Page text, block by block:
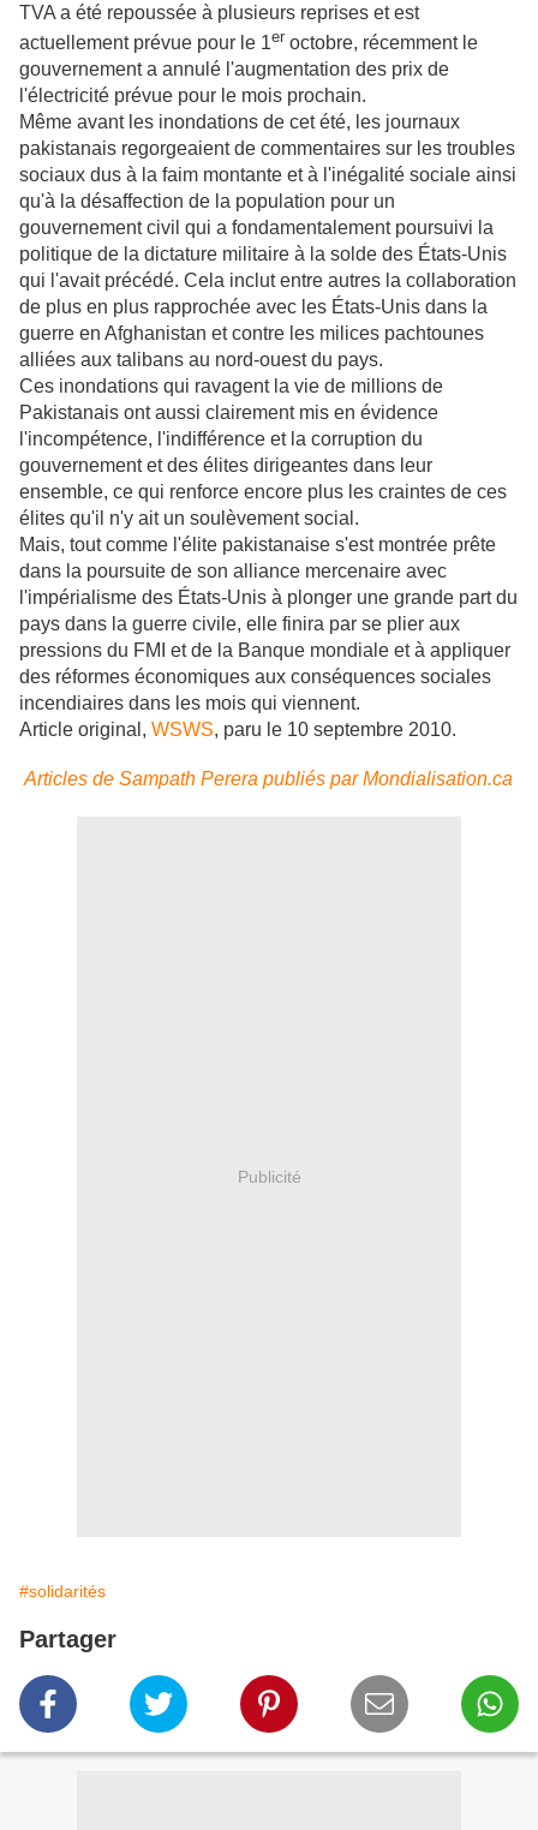
TVA a été repoussée à plusieurs reprises et est
actuellement prévue pour le 1er octobre, récemment le
gouvernement a annulé l'augmentation des prix de
l'électricité prévue pour le mois prochain.
Même avant les inondations de cet été, les journaux
pakistanais regorgeaient de commentaires sur les troubles
sociaux dus à la faim montante et à l'inégalité sociale ainsi
qu'à la désaffection de la population pour un
gouvernement civil qui a fondamentalement poursuivi la
politique de la dictature militaire à la solde des États-Unis
qui l'avait précédé. Cela inclut entre autres la collaboration
de plus en plus rapprochée avec les États-Unis dans la
guerre en Afghanistan et contre les milices pachtounes
alliées aux talibans au nord-ouest du pays.
Ces inondations qui ravagent la vie de millions de
Pakistanais ont aussi clairement mis en évidence
l'incompétence, l'indifférence et la corruption du
gouvernement et des élites dirigeantes dans leur
ensemble, ce qui renforce encore plus les craintes de ces
élites qu'il n'y ait un soulèvement social.
Mais, tout comme l'élite pakistanaise s'est montrée prête
dans la poursuite de son alliance mercenaire avec
l'impérialisme des États-Unis à plonger une grande part du
pays dans la guerre civile, elle finira par se plier aux
pressions du FMI et de la Banque mondiale et à appliquer
des réformes économiques aux conséquences sociales
incendiaires dans les mois qui viennent.
Article original, WSWS, paru le 10 septembre 2010.
Articles de Sampath Perera publiés par Mondialisation.ca
Publicité
#solidarités
Partager